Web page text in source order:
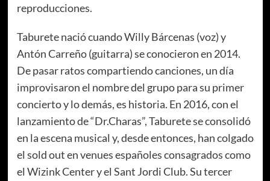
reproducciones.
Taburete nació cuando Willy Bárcenas (voz) y
Antón Carreño (guitarra) se conocieron en 2014.
De pasar ratos compartiendo canciones, un día
improvisaron el nombre del grupo para su primer
concierto y lo demás, es historia. En 2016, con el
lanzamiento de “Dr.Charas”, Taburete se consolidó
en la escena musical y, desde entonces, han colgado
el sold out en venues españoles consagrados como
el Wizink Center y el Sant Jordi Club. Su tercer